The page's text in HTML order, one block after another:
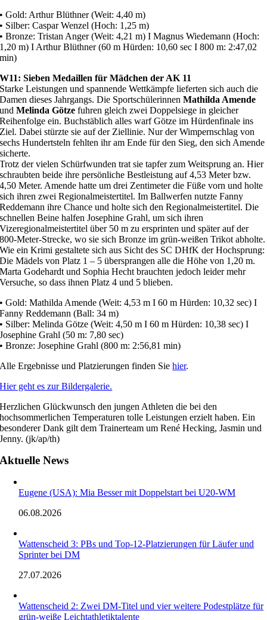
• Gold: Arthur Blüthner (Weit: 4,40 m)
• Silber: Caspar Wenzel (Hoch: 1,25 m)
• Bronze: Tristan Anger (Weit: 4,21 m) I Magnus Wiedemann (Hoch:
1,20 m) I Arthur Blüthner (60 m Hürden: 10,60 sec I 800 m: 2:47,02
min)
W11: Sieben Medaillen für Mädchen der AK 11
Starke Leistungen und spannende Wettkämpfe lieferten sich auch die
Damen dieses Jahrgangs. Die SportschülerinnenMathilda Amende
und Melinda Götze fuhren gleich zwei Doppelsiege in gleicher
Reihenfolge ein. Buchstäblich alles warf Götze im Hürdenfinale ins
Ziel. Dabei stürzte sie auf der Ziellinie. Nur der Wimpernschlag von
sechs Hundertsteln fehlten ihr am Ende für den Sieg, den sich Amende
sicherte.
Trotz der vielen Schürfwunden trat sie tapfer zum Weitsprung an. Hier
schraubten beide ihre persönliche Bestleistung auf 4,53 Meter bzw.
4,50 Meter. Amende hatte um drei Zentimeter die Füße vorn und holte
sich ihren zwei Regionalmeistertitel. Im Ballwerfen nutzte Fanny
Reddemann ihre Chance und holte sich den Regionalmeistertitel. Die
schnellen Beine halfen Josephine Grahl, um sich ihren
Vizeregionalmeistertitel über 50 m zu ersprinten und später auf der
800-Meter-Strecke, wo sie sich Bronze im grün-weißen Trikot abholte.
Wie ein Krimi gestaltete sich aus Sicht des SC DHfK der Hochsprung:
Die Mädels von Platz 1 – 5 übersprangen alle die Höhe von 1,20 m.
Marta Godehardt und Sophia Hecht brauchten jedoch leider mehr
Versuche, so dass ihnen Platz 4 und 5 blieben.
• Gold: Mathilda Amende (Weit: 4,53 m I 60 m Hürden: 10,32 sec) I
Fanny Reddemann (Ball: 34 m)
• Silber: Melinda Götze (Weit: 4,50 m I 60 m Hürden: 10,38 sec) I
Josephine Grahl (50 m: 7,80 sec)
• Bronze: Josephine Grahl (800 m: 2:56,81 min)
Alle Ergebnisse und Platzierungen finden Siehier.
Hier geht es zur Bildergalerie.
Herzlichen Glückwunsch den jungen Athleten die bei den
hochsommerlichen Temperaturen tolle Leistungen erzielt haben. Ein
besonderer Dank gilt dem Trainerteam um René Hecking, Jasmin und
Jenny. (jk/ap/th)
Aktuelle News
Eugene (USA): Mia Besser mit Doppelstart bei U20-WM
06.08.2026
Wattenscheid 3: PBs und Top-12-Platzierungen für Läufer und
Sprinter bei DM
27.07.2026
Wattenscheid 2: Zwei DM-Titel und vier weitere Podestplätze für
grün-weiße Leichtathletiktalente